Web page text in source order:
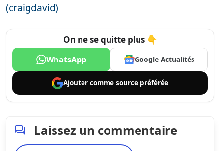
(craigdavid)
On ne se quitte plus 👇
WhatsApp Google Actualités
Ajouter comme source préférée
Laissez un commentaire